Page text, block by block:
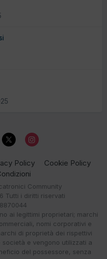
Policy
Cookie Policy
Community
Tutti i diritti riservati
ai legittimi proprietari; marchi
nomi corporativi e
di proprietà dei rispettivi
e vengono utilizzati a
del possessore, senza